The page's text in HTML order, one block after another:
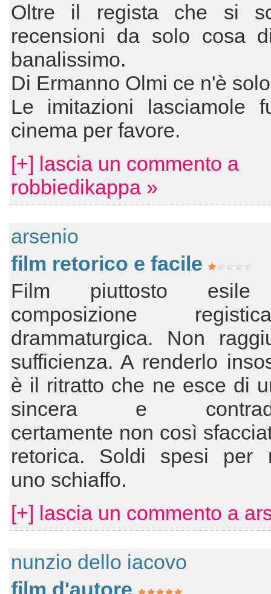
Oltre il regista che si
recensioni da solo cosa
banalissimo.
Di Ermanno Olmi ce n'è
Le imitazioni lasciamole
cinema per favore.
[+] lascia un commento a
robbiedikappa »
arsenio
film retorico e facile
Film piuttosto esile
composizione
drammaturgica. Non
sufficienza. A renderlo
è il ritratto che ne esce di
sincera e
certamente non così
retorica. Soldi spesi per
uno schiaffo.
[+] lascia un commento a
nunzio dello iacovo
film d'autore